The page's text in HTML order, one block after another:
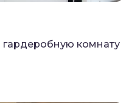
комнату